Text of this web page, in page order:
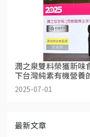
潤之泉雙料榮獲新
下台灣純素有機營養
2025-07-01
最新文章